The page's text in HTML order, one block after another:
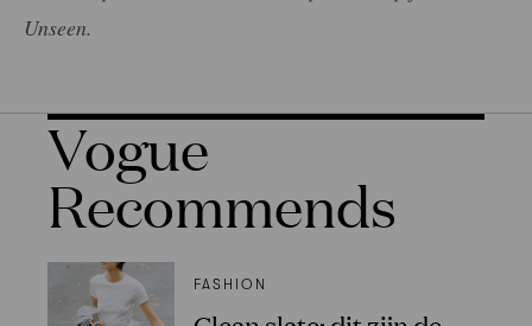
Unseen.
Vogue
Recommends
FASHION